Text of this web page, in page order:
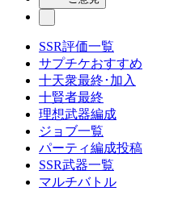
SSR評価一覧
サプチケおすすめ
十天衆最終･加入
十賢者最終
理想武器編成
ジョブ一覧
パーティ編成投稿
SSR武器一覧
マルチバトル